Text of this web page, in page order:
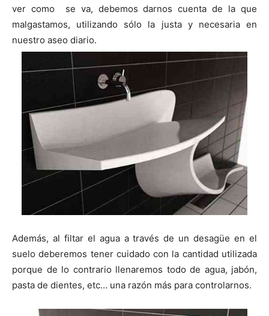
ver como se va, debemos darnos cuenta de la que
malgastamos, utilizando sólo la justa y necesaria en
nuestro aseo diario.
Además, al filtar el agua a través de un desagüe en el
suelo deberemos tener cuidado con la cantidad utilizada
porque de lo contrario llenaremos todo de agua, jabón,
pasta de dientes, etc… una razón más para controlarnos.